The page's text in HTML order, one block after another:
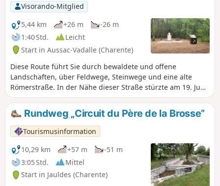
Visorando-Mitglied
5,44 km
+26 m
-26 m
1:40 Std.
Leicht
Start in Aussac-Vadalle (Charente)
Diese Route führt Sie durch bewaldete und offene
Landschaften, über Feldwege, Steinwege und eine alte
Römerstraße. In der Nähe dieser Straße stürzte am 19. Juni
1944 ein amerikanischer Bomber vom Typ Boeing B17-G an
einem Ort namens Fond Péron ab. Zur Erinnerung an
dieses Ereignis wurde am Rande der Römerstraße eine
Stele errichtet. Von dieser Stele aus weisen Schilder in
Richtung Norden auf die tatsächliche Absturzstelle hin, die
etwa 500 Meter entfernt liegt, wo ein kleines, 2024
restauriertes Denkmal in völliger Stille auf Ihren Besuch
wartet.
Rundweg „Circuit du Père de la Brosse”
Tourismusinformation
10,29 km
+57 m
-51 m
3:05 Std.
Mittel
Start in Jauldes (Charente)